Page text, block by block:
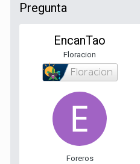
Pregunta
EncanTao
Floracion
Foreros